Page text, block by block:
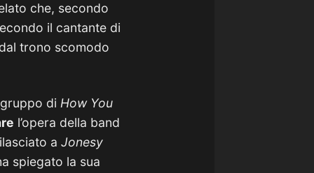
che, secondo
il cantante di
trono scomodo
di How You
l’opera della band
a Jonesy
spiegato la sua